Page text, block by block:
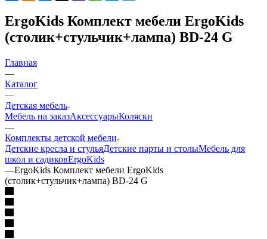
ErgoKids Комплект мебели ErgoKids
(столик+стульчик+лампа) BD-24 G
Главная
—
Каталог
—
Детская мебель
Мебель на заказАксессуарыКоляски
—
Комплекты детской мебели
Детские кресла и стульяДетские парты и столыМебель для
школ и садиковErgoKids
—ErgoKids Комплект мебели ErgoKids
(столик+стульчик+лампа) BD-24 G